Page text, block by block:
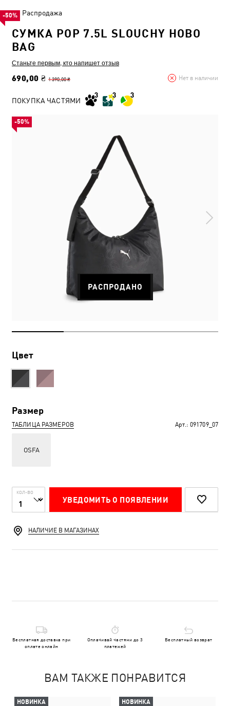
Распродажа
СУМКА POP 7.5L SLOUCHY HOBO
BAG
Станьте первым, кто напишет отзыв
690,00 ₴ 1 390,00 ₴ Нет в наличии
-50%
ПОКУПКА ЧАСТЯМИ
РАСПРОДАНО
Цвет
Размер
ТАБЛИЦА РАЗМЕРОВ Арт.: 091709_07
OSFA
КОЛ-ВО
УВЕДОМИТЬ О ПОЯВЛЕНИИ
-50%
НАЛИЧИЕ В МАГАЗИНАХ
Бесплатная доставка при
оплате онлайн
Оплачивай частями до 3
платежей
Бесплатный возврат
ВАМ ТАКЖЕ ПОНРАВИТСЯ
НОВИНКА НОВИНКА